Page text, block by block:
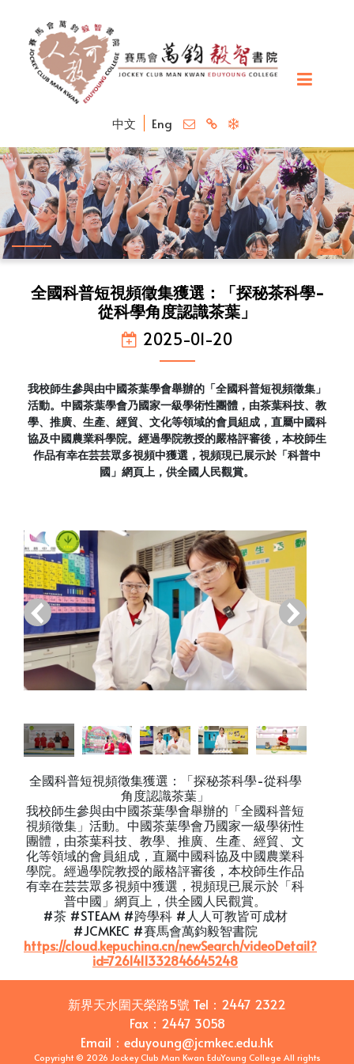
中文 Eng
全國科普短視頻徵集獲選：「探秘茶科學-
從科學角度認識茶葉」
2025-01-20
我校師生參與由中國茶葉學會舉辦的「全國科普短視頻徵集」
活動。中國茶葉學會乃國家一級學術性團體，由茶葉科技、教
學、推廣、生產、經貿、文化等領域的會員組成，直屬中國科
協及中國農業科學院。經過學院教授的嚴格評審後，本校師生
作品有幸在芸芸眾多視頻中獲選，視頻現已展示於「科普中
國」網頁上，供全國人民觀賞。
‹ ›
全國科普短視頻徵集獲選：「探秘茶科學-從科學
角度認識茶葉」
我校師生參與由中國茶葉學會舉辦的「全國科普短
視頻徵集」活動。中國茶葉學會乃國家一級學術性
團體，由茶葉科技、教學、推廣、生產、經貿、文
化等領域的會員組成，直屬中國科協及中國農業科
學院。經過學院教授的嚴格評審後，本校師生作品
有幸在芸芸眾多視頻中獲選，視頻現已展示於「科
普中國」網頁上，供全國人民觀賞。
#茶 #STEAM #跨學科 #人人可教皆可成材
#JCMKEC #賽馬會萬鈞毅智書院
https://cloud.kepuchina.cn/newSearch/videoDetail?
id=7261411332846645248
新界天水圍天榮路5號 Tel： 2447 2322
Fax： 2447 3058
Email ： eduyoung@jcmkec.edu.hk
Copyright © 2026 Jockey Club Man Kwan EduYoung College All rights